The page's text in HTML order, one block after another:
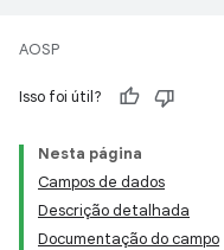
AOSP
Isso foi útil?
Nesta página
Campos de dados
Descrição detalhada
Documentação do campo